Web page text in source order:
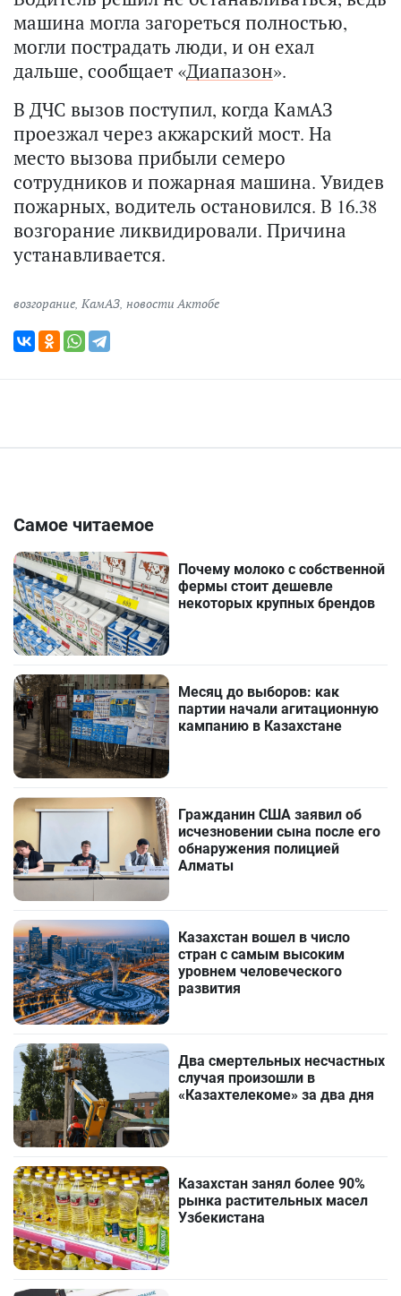
машина могла загореться полностью,
могли пострадать люди, и он ехал
дальше, сообщает «Диапазон».
В ДЧС вызов поступил, когда КамАЗ
проезжал через акжарский мост. На
место вызова прибыли семеро
сотрудников и пожарная машина. Увидев
пожарных, водитель остановился. В 16.38
возгорание ликвидировали. Причина
устанавливается.
возгорание, КамАЗ, новости Актобе
Самое читаемое
Почему молоко с собственной
фермы стоит дешевле
некоторых крупных брендов
Месяц до выборов: как
партии начали агитационную
кампанию в Казахстане
Гражданин США заявил об
исчезновении сына после его
обнаружения полицией
Алматы
Казахстан вошел в число
стран с самым высоким
уровнем человеческого
развития
Два смертельных несчастных
случая произошли в
«Казахтелекоме» за два дня
Казахстан занял более 90%
рынка растительных масел
Узбекистана